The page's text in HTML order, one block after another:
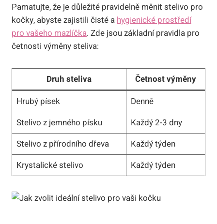
Pamatujte,‍ že ‍je​ důležité pravidelně měnit ​stelivo pro
⁤kočky, abyste zajistili čisté a hygienické prostředí
pro vašeho mazlíčka. Zde jsou základní pravidla pro
četnosti výměny steliva:
Druh steliva
Četnost výměny
Hrubý písek
Denně
Stelivo z⁢ jemného písku
Každý 2-3​ dny
Stelivo z‌ přírodního dřeva
Každý týden
Krystalické stelivo
Každý týden